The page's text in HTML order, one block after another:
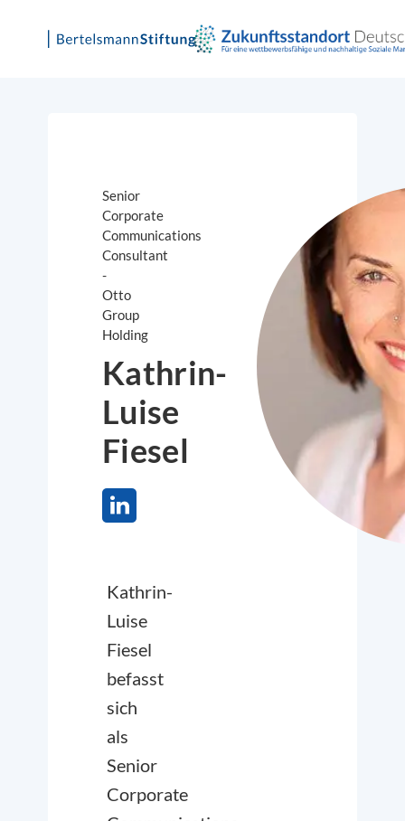
Senior
Corporate
Communications
Consultant
-
Otto
Group
Holding
Kathrin-
Luise
Fiesel
Kathrin-
Luise
Fiesel
befasst
sich
als
Senior
Corporate